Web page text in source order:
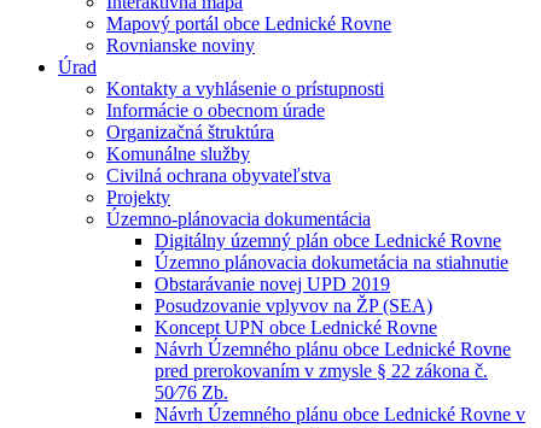
Mapový portál obce Lednické Rovne
Rovnianske noviny
Úrad
Kontakty a vyhlásenie o prístupnosti
Informácie o obecnom úrade
Organizačná štruktúra
Komunálne služby
Civilná ochrana obyvateľstva
Projekty
Územno-plánovacia dokumentácia
Digitálny územný plán obce Lednické Rovne
Územno plánovacia dokumetácia na stiahnutie
Obstarávanie novej UPD 2019
Posudzovanie vplyvov na ŽP (SEA)
Koncept UPN obce Lednické Rovne
Návrh Územného plánu obce Lednické Rovne
pred prerokovaním v zmysle § 22 zákona č.
50⁄76 Zb.
Návrh Územného plánu obce Lednické Rovne v